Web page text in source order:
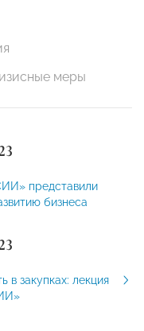
меры
представили
бизнеса
в закупках: лекция